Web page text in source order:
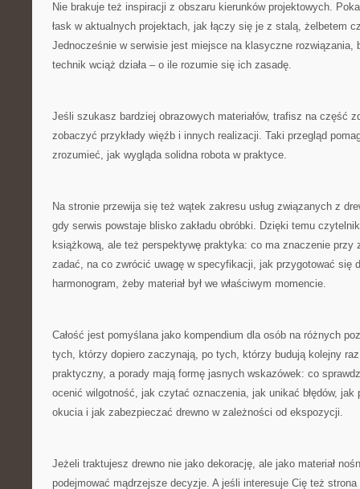
Nie brakuje też inspiracji z obszaru kierunków projektowych.
łask w aktualnych projektach, jak łączy się je z stalą, żelbetem
Jednocześnie w serwisie jest miejsce na klasyczne rozwiązania,
technik wciąż działa – o ile rozumie się ich zasadę.
Jeśli szukasz bardziej obrazowych materiałów, trafisz na część
zobaczyć przykłady więźb i innych realizacji. Taki przegląd
zrozumieć, jak wygląda solidna robota w praktyce.
Na stronie przewija się też wątek zakresu usług związanych z
gdy serwis powstaje blisko zakładu obróbki. Dzięki temu
książkową, ale też perspektywę praktyka: co ma znaczenie przy
zadać, na co zwrócić uwagę w specyfikacji, jak przygotować się
harmonogram, żeby materiał był we właściwym momencie.
Całość jest pomyślana jako kompendium dla osób na różnych
tych, którzy dopiero zaczynają, po tych, którzy budują kolejny
praktyczny, a porady mają formę jasnych wskazówek: co
ocenić wilgotność, jak czytać oznaczenia, jak unikać błędów, jak
okucia i jak zabezpieczać drewno w zależności od ekspozycji.
Jeżeli traktujesz drewno nie jako dekorację, ale jako materiał
podejmować mądrzejsze decyzje. A jeśli interesuje Cię też